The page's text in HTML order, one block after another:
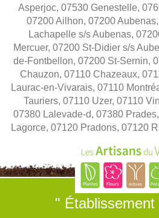
Asperjoc, 07530 Genestelle,
07200 Ailhon, 07200
Lachapelle s/s Aubenas,
Mercuer, 07200 St-Didier s/s
de-Fontbellon, 07200 St-Sernin,
Chauzon, 07110 Chazeaux,
Laurac-en-Vivarais, 07110
Tauriers, 07110 Uzer, 07110
07380 Lalevade-d, 07380
Lagorce, 07120 Pradons, 07120
" Établissement